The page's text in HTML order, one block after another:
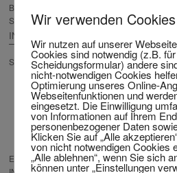
BESCHWERDEPRÜFUNG
SCHEIDUNG
INTERNATIONALE SCHEIDUNG
SCHEIDUNG AUS DEM AUSLAND
FERNSCHEIDUNG – DIE
SCHEIDUNG VON ZUHAUSE
SCHEIDUNG OHNE REISE
NACH DEUTSCHLAND
SCHEIDUNG KOSTENLOS AUS
DEM AUSLAND
EXPRESS SCHEIDUNG
Wir verwenden Cookies
Wir nutzen auf unserer
Cookies sind notwendig (z.B.
Scheidungsformular) andere
nicht-notwendigen Cookies
Optimierung unseres Online-
Webseitenfunktionen und
eingesetzt. Die Einwilligung
von Informationen auf Ihrem
personenbezogener Daten
Klicken Sie auf „Alle
von nicht notwendigen Cookies
„Alle ablehnen“, wenn Sie sich
können unter „Einstellungen